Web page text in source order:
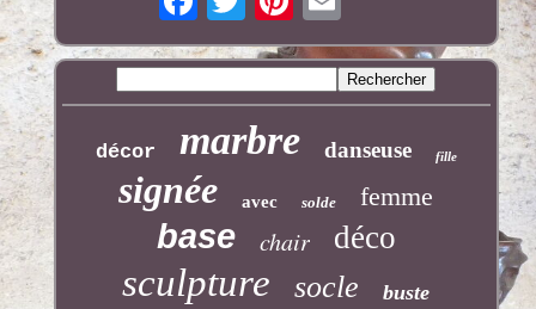
décor marbre danseuse fille
signée avec solde femme
base chair déco
sculpture socle buste